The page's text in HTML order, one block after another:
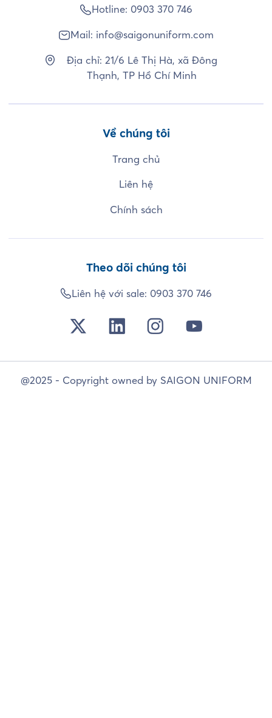
Hotline: 0903 370 746
Mail: info@saigonuniform.com
Địa chỉ: 21/6 Lê Thị Hà, xã Đông
Thạnh, TP Hồ Chí Minh
Về chúng tôi
Trang chủ
Liên hệ
Chính sách
Theo dõi chúng tôi
Liên hệ với sale: 0903 370 746
@2025 - Copyright owned by SAIGON UNIFORM